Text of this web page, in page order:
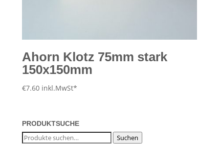
Ahorn Klotz 75mm stark
150x150mm
€7.60 inkl.MwSt*
PRODUKTSUCHE
Suche
Suchen